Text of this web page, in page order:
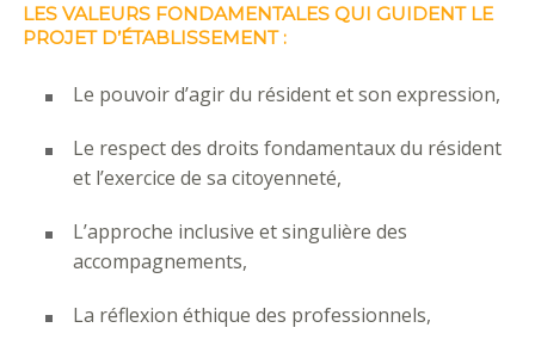
LES VALEURS FONDAMENTALES QUI GUIDENT LE
PROJET D’ÉTABLISSEMENT :
Le pouvoir d’agir du résident et son expression,
Le respect des droits fondamentaux du résident
et l’exercice de sa citoyenneté,
L’approche inclusive et singulière des
accompagnements,
La réflexion éthique des professionnels,